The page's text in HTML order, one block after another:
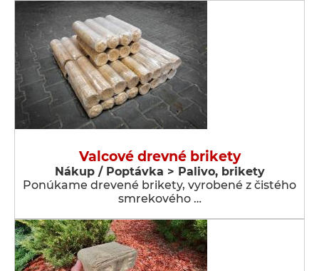
Valcové drevné brikety
Nákup / Poptávka > Palivo, brikety
Ponúkame drevené brikety, vyrobené z čistého
smrekového …